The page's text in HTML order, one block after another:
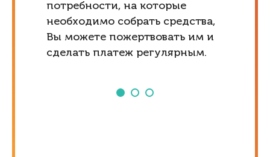
потребности, на которые
необходимо собрать средства,
Вы можете пожертвовать им и
сделать платеж регулярным.